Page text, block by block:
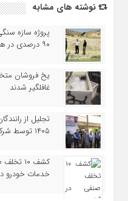
نوشته های مشابه
پروژه سازه
۹۰ درصدی در هفته دولت افتتاح می شود
یخ‌ فروشان
غافلگیر شدند
تجلیل از
۱۴۰۵ توسط شرکت آب و فاضلاب استان ایلام
کشف ۱۰
خدمات خودرو